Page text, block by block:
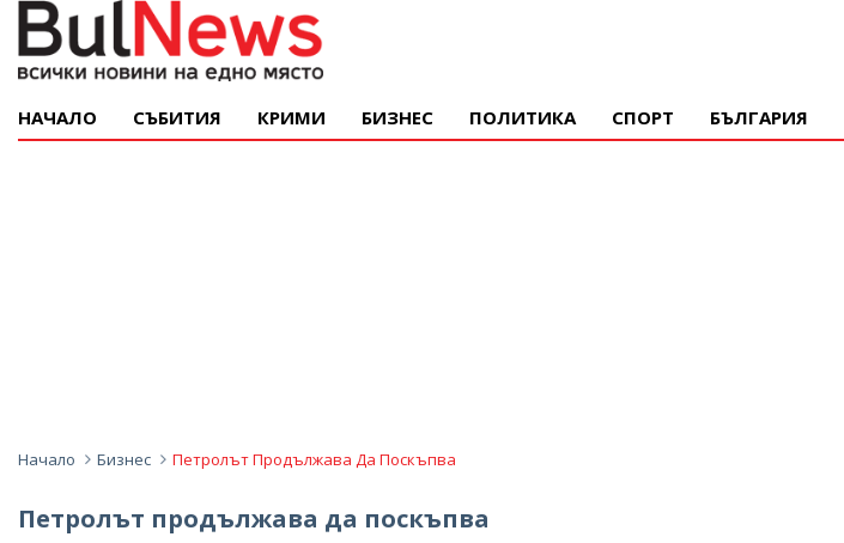
НАЧАЛО СЪБИТИЯ КРИМИ БИЗНЕС ПОЛИТИКА СПОРТ БЪЛГАРИЯ
Начало Бизнес Петролът Продължава Да Поскъпва
Петролът продължава да поскъпва